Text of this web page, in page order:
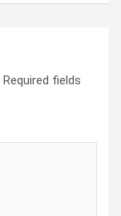
Required fields